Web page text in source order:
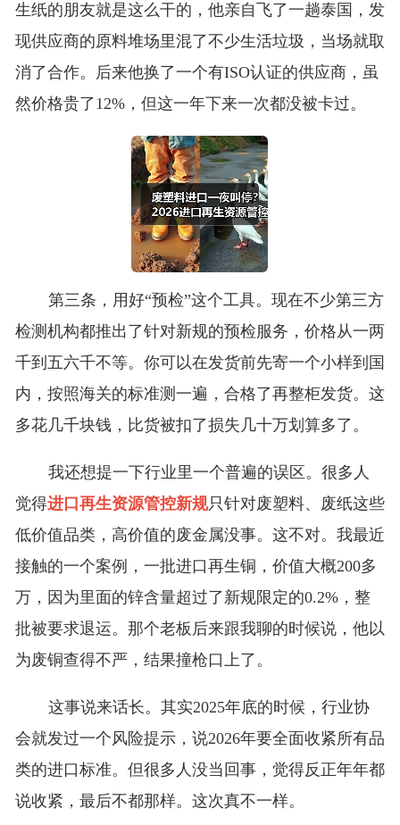
生纸的朋友就是这么干的，他亲自飞了一趟泰国，发
现供应商的原料堆场里混了不少生活垃圾，当场就取
消了合作。后来他换了一个有ISO认证的供应商，虽
然价格贵了12%，但这一年下来一次都没被卡过。
第三条，用好“预检”这个工具。现在不少第三方
检测机构都推出了针对新规的预检服务，价格从一两
千到五六千不等。你可以在发货前先寄一个小样到国
内，按照海关的标准测一遍，合格了再整柜发货。这
多花几千块钱，比货被扣了损失几十万划算多了。
我还想提一下行业里一个普遍的误区。很多人
觉得进口再生资源管控新规只针对废塑料、废纸这些
低价值品类，高价值的废金属没事。这不对。我最近
接触的一个案例，一批进口再生铜，价值大概200多
万，因为里面的锌含量超过了新规限定的0.2%，整
批被要求退运。那个老板后来跟我聊的时候说，他以
为废铜查得不严，结果撞枪口上了。
这事说来话长。其实2025年底的时候，行业协
会就发过一个风险提示，说2026年要全面收紧所有品
类的进口标准。但很多人没当回事，觉得反正年年都
说收紧，最后不都那样。这次真不一样。